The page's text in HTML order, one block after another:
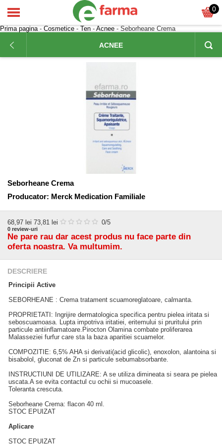
0
Prima pagina- Cosmetice - Ten - Acnee - Seborheane Crema
ACNEE
Seborheane Crema
Producator: Merck Medication Familiale
68,97 lei 73,81 lei 0/5
0 review-uri
Ne pare rau dar acest produs nu face parte din
oferta noastra. Va multumim.
DESCRIERE
Principii Active
SEBORHEANE : Crema tratament scuamoreglatoare, calmanta.
PROPRIETATI: Ingrijire dermatologica specifica pentru pielea iritata si
seboscuamoasa. Lupta impotriva iritatiei, eritemului si pruritului prin
particule antiinflamatoare.Pirocton Olamina combate proliferarea
Malasseziei furfur care sta la baza aparitiei scuamelor.
COMPOZITIE: 6,5% AHA si derivati(acid glicolic), enoxolon, alantoina si
bisabolol, gluconat de Zn si particule sebumabsorbante.
INSTRUCTIUNI DE UTILIZARE: A se utiliza dimineata si seara pe pielea
uscata.A se evita contactul cu ochii si mucoasele.
­Toleranta crescuta.
Seborheane Crema: flacon 40 ml.
STOC EPUIZAT
Aplicare
STOC EPUIZAT